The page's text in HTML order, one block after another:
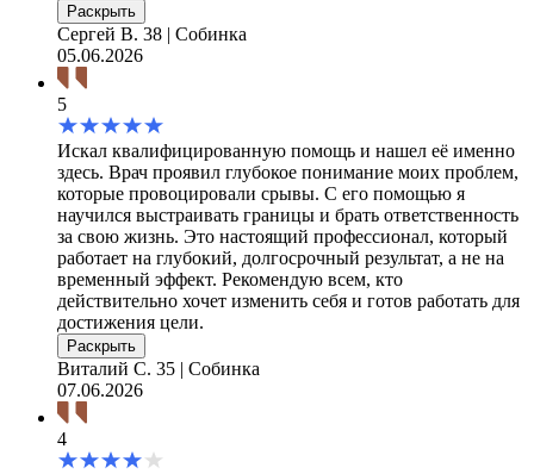
Раскрыть
Сергей В. 38 | Собинка
05.06.2026
5
Искал квалифицированную помощь и нашел её именно
здесь. Врач проявил глубокое понимание моих проблем,
которые провоцировали срывы. С его помощью я
научился выстраивать границы и брать ответственность
за свою жизнь. Это настоящий профессионал, который
работает на глубокий, долгосрочный результат, а не на
временный эффект. Рекомендую всем, кто
действительно хочет изменить себя и готов работать для
достижения цели.
Раскрыть
Виталий С. 35 | Собинка
07.06.2026
4